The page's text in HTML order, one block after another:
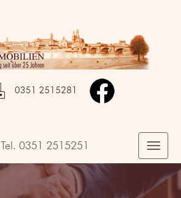
0351 2515281
Tel. 0351 2515251